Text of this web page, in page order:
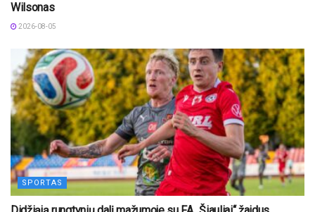
Wilsonas
2026-08-05
SPORTAS